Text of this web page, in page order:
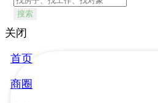
搜索
关闭
首页
商圈